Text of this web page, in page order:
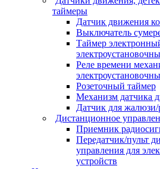
таймеры
Датчик движения
Выключатель
Таймер
Реле времени
Розеточный таймер
Механизм датчика
Датчик для жалюзи/
Дистанционное
Приемник
Передатчик/пульт
управления для
устройств